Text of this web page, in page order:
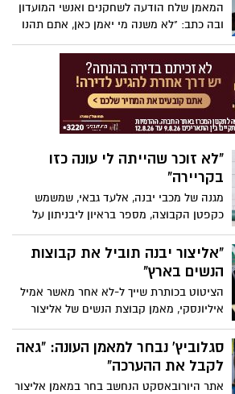
המאמן שלח הודעה לשחקנים ואנשי המועדון
ובה כתב: "לא משנה מי יאמן כאן, אתם תהנו
ביבנה. עמדנו במשימה שלנו". חיים אזולאי
ושחקני הקבוצה מנסים לגרום לו לחזור בו
"לא זוכר שהייתה לי עונה כזו
בקריירה"
מגנה של מכבי יבנה, אלעד גבאי, שמשמש
כקפטן הקבוצה, מספר בראיון ליבניתון על
הרגעים הקשים בתחילת העונה, השינוי
שהביא עמו יוסי זוזוט, העתיד, העסק שנמצא
בעיר וגם: איך תפס אותו ואת הקבוצה משבר
"אליצור יבנה תוביל את קבוצות
הנשים בארץ"
הציטוט בכותרת שייך ל-לא אחר מאשר אמיל
איליונסקי, מאמן קבוצת הנשים של אליצור
יבנה והאיש ש-שם אותה על המפה עם עלייה
ליגה לפני 3 עונות ומאז גרף השתפרות מתמיד
שהסתיים במקום השני בליגה הלאומית,
בעונה שנקטעה בגלל משבר הקורונה. למרות
סגלוביץ' נבחר למאמן העונה: "גאה
לקבל את ההערכה"
אתר היורובאסקט הנחשב בחר במאמן אליצור